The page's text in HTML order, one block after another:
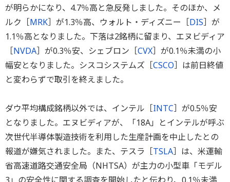
が明らかになり、4.7％高と急反発しました。そのほか、メ
ルク［MRK］が1.3％高、ウォルト・ディズニー［DIS］が
1.1％高となりました。下落は2銘柄に留まり、エヌビディア
［NVDA］が0.3％安、シェブロン［CVX］が0.1％未満の小
幅安となりました。シスコシステムズ［CSCO］は前日終値
と変わらずで取引を終えました。
ダウ平均構成銘柄以外では、インテル［INTC］が0.5％安
となりました。エヌビディアが、「18A」とインテルが呼ぶ
次世代半導体製造技術を利用した生産計画を中止したとの
報道が嫌気されました。また、テスラ［TSLA］は、米運輸
省高速道路交通安全局（NHTSA）が主力の小型車「モデル